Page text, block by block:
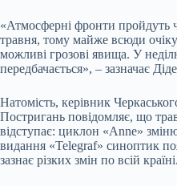
«Атмосферні фронти пройдуть
травня, тому майже всюди
можливі грозові явища. У
передбачається», – зазначає
Натомість, керівник
Постригань повідомляє, що
відступає: циклон «Anne»
видання «Telegraf» синоптик
зазнає різких змін по всій країні.